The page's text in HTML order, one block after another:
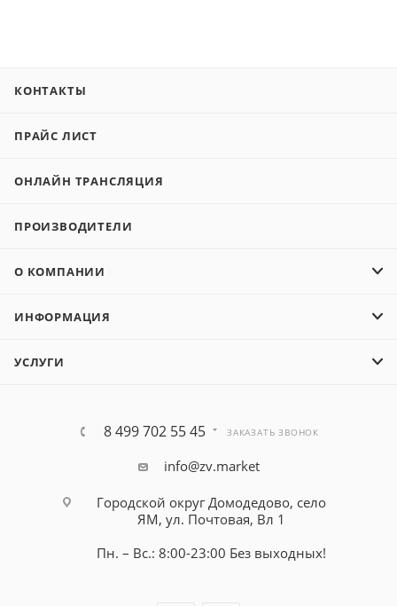
КОНТАКТЫ
ПРАЙС ЛИСТ
ОНЛАЙН ТРАНСЛЯЦИЯ
ПРОИЗВОДИТЕЛИ
О КОМПАНИИ
ИНФОРМАЦИЯ
УСЛУГИ
8 499 702 55 45 ЗАКАЗАТЬ ЗВОНОК
info@zv.market
Городской округ Домодедово, село
ЯМ, ул. Почтовая, Вл 1
Пн. – Вс.: 8:00-23:00 Без выходных!